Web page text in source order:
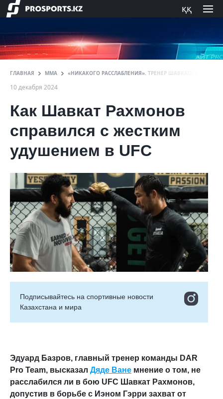
ққ
ГЛАВНАЯ ММА «НИКАКОГО РАССЛАБЛЕНИЯ». ТРЕНЕР ШАВКАТА
10 декабря 2024
Как Шавкат Рахмонов
справился с жестким
удушением в UFC
Подписывайтесь на cпортивные новости
Казахстана и мира
Эдуард Базров, главный тренер команды DAR
Pro Team, высказал Дяде Ване мнение о том, не
расслабился ли в бою UFC Шавкат Рахмонов,
допустив в борьбе с Иэном Гэрри захват от